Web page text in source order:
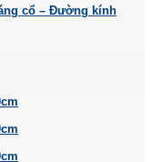
cổ – Đường kính